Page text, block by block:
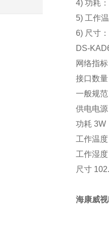
4) 功耗
5) 工作
6) 尺寸
DS-
网络指
接口数
一般规
供电电
功耗 3W
工作温
工作湿
尺寸
海康威